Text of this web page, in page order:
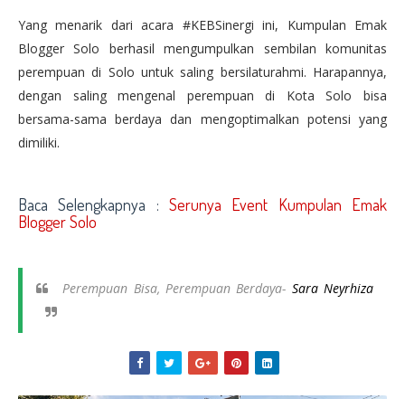
Yang menarik dari acara #KEBSinergi ini, Kumpulan Emak
Blogger Solo berhasil mengumpulkan sembilan komunitas
perempuan di Solo untuk saling bersilaturahmi. Harapannya,
dengan saling mengenal perempuan di Kota Solo bisa
bersama-sama berdaya dan mengoptimalkan potensi yang
dimiliki.
Baca Selengkapnya : Serunya Event Kumpulan Emak
Blogger Solo
Perempuan Bisa, Perempuan Berdaya- Sara Neyrhiza